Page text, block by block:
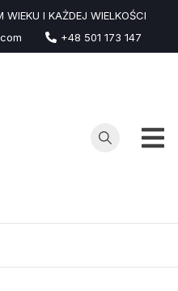
I KAŻDEJ WIELKOŚCI
+48 501 173 147